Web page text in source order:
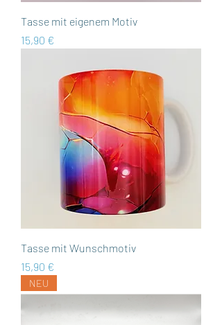
Tasse mit eigenem Motiv
Preis
15,90 €
Tasse mit Wunschmotiv
Preis
15,90 €
NEU